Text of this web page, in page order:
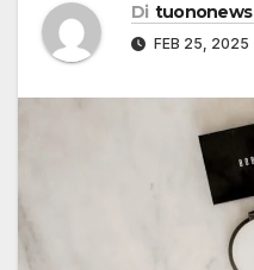
Di tuononews
FEB 25, 2025